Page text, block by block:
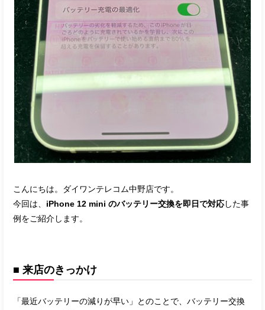
こんにちは。ダイワンテレコム中野店です。
今回は、 iPhone 12 mini のバッテリー交換を即日で対応した事
例をご紹介します。
■ 来店のきっかけ
「最近バッテリーの減りが早い」とのことで、バッテリー交換